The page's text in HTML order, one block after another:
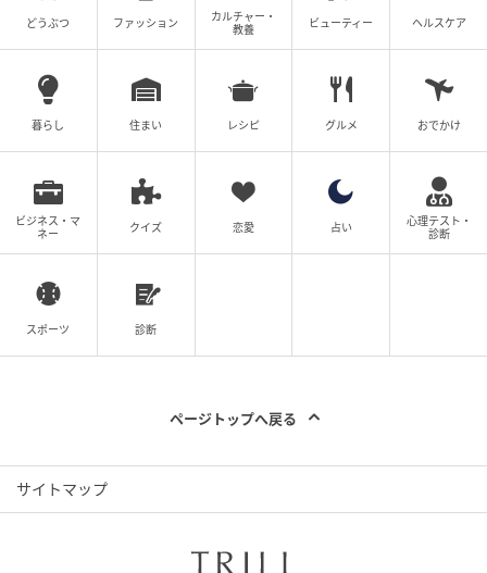
ママ広場
「『夫婦間でもお金のことはしっかりして』って、話
寄りながら言いました。
どうぶつ ファッション
カルチャー・
教養
ビューティー ヘルスケア
暮らし 住まい レシピ グルメ おでかけ
ビジネス・マ
ネー
クイズ 恋愛 占い
心理テスト・
診断
スポーツ 診断
ページトップへ戻る
サイトマップ